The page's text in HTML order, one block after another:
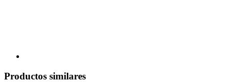
Productos similares